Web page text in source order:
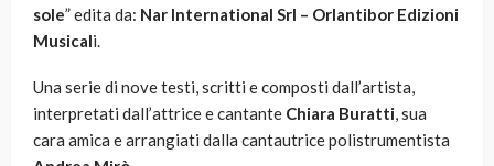
sole” edita da: Nar International Srl – Orlantibor Edizioni
Musicali.
Una serie di nove testi, scritti e composti dall’artista,
interpretati dall’attrice e cantante Chiara Buratti, sua
cara amica e arrangiati dalla cantautrice polistrumentista